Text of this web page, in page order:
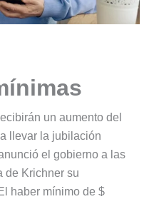
un aumento del
llevar la jubilación
el gobierno a las
de Krichner su
haber mínimo de $